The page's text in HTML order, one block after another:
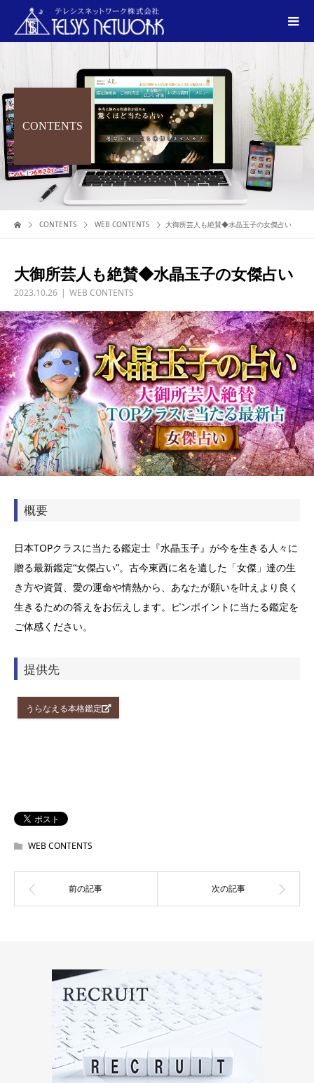
CONTENTS
CONTENTS WEB CONTENTS 大御所芸人も絶賛◆水晶玉子の女傑占い
大御所芸人も絶賛◆水晶玉子の女傑占い
2023.10.26 WEB CONTENTS
概要
日本TOPクラスに当たる鑑定士『水晶玉子』が今を生きる人々に
贈る最新鑑定“女傑占い”。古今東西に名を遺した「女傑」達の生
き方や資質、愛の運命や情熱から、あなたが願いを叶えより良く
生きるための答えをお伝えします。ピンポイントに当たる鑑定を
ご体感ください。
提供先
うらなえる本格鑑定
WEB CONTENTS